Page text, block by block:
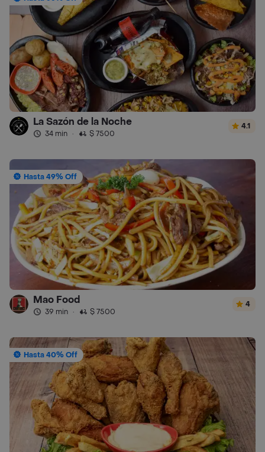
La Sazón de la Noche
34 min · $ 7500
4.1
Hasta 49% Off
Mao Food
39 min · $ 7500
4
Hasta 40% Off